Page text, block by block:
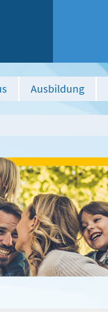
Ausbildung